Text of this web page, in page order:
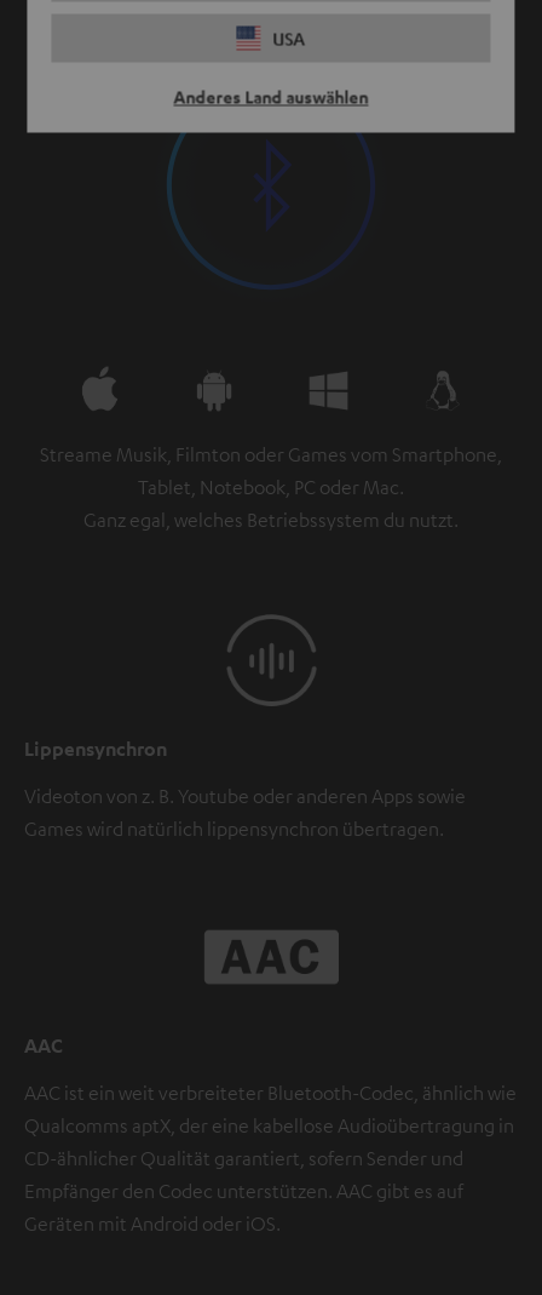
USA
Anderes Land auswählen
Streame Musik, Filmton oder Games vom Smartphone,
Tablet, Notebook, PC oder Mac.
Ganz egal, welches Betriebssystem du nutzt.
Lippensynchron
Videoton von z. B. Youtube oder anderen Apps sowie
Games wird natürlich lippensynchron übertragen.
AAC
AAC ist ein weit verbreiteter Bluetooth-Codec, ähnlich wie
Qualcomms aptX, der eine kabellose Audioübertragung in
CD-ähnlicher Qualität garantiert, sofern Sender und
Empfänger den Codec unterstützen. AAC gibt es auf
Geräten mit Android oder iOS.